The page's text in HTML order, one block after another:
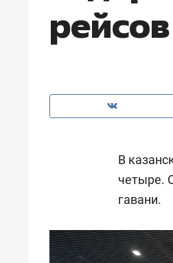
В
четыре.
гавани.
чем
Рекомендуем